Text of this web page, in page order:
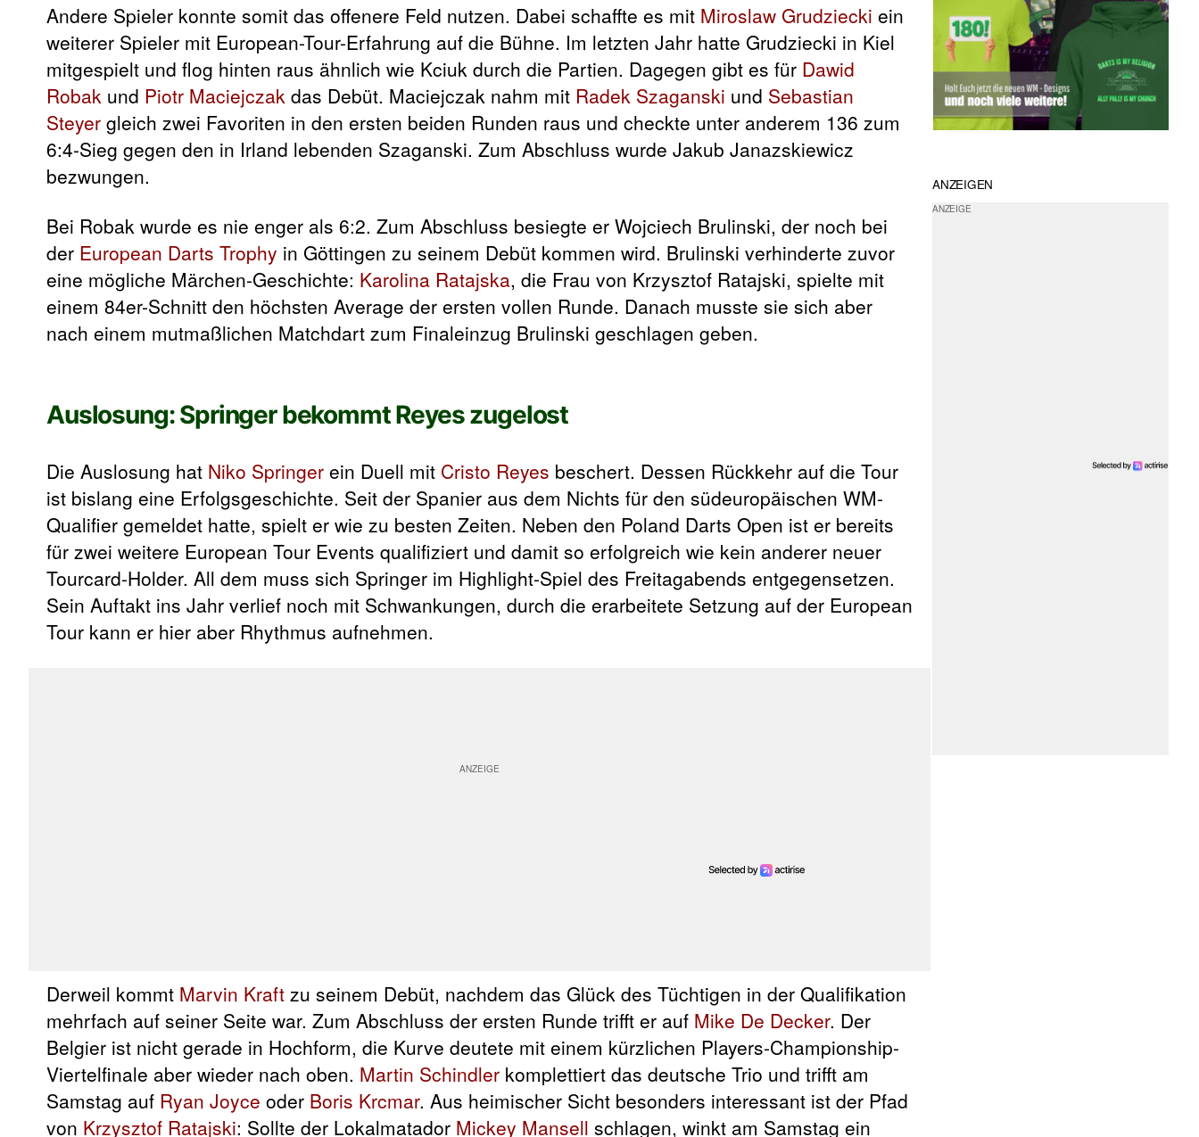
Andere Spieler konnte somit das offenere Feld nutzen. Dabei schaffte es mit Miroslaw Grudziecki ein
weiterer Spieler mit European-Tour-Erfahrung auf die Bühne. Im letzten Jahr hatte Grudziecki in Kiel
mitgespielt und flog hinten raus ähnlich wie Kciuk durch die Partien. Dagegen gibt es für Dawid
Robak und Piotr Maciejczak das Debüt. Maciejczak nahm mit Radek Szaganski und Sebastian
Steyer gleich zwei Favoriten in den ersten beiden Runden raus und checkte unter anderem 136 zum
6:4-Sieg gegen den in Irland lebenden Szaganski. Zum Abschluss wurde Jakub Janazskiewicz
bezwungen.
Bei Robak wurde es nie enger als 6:2. Zum Abschluss besiegte er Wojciech Brulinski, der noch bei
der European Darts Trophy in Göttingen zu seinem Debüt kommen wird. Brulinski verhinderte zuvor
eine mögliche Märchen-Geschichte: Karolina Ratajska, die Frau von Krzysztof Ratajski, spielte mit
einem 84er-Schnitt den höchsten Average der ersten vollen Runde. Danach musste sie sich aber
nach einem mutmaßlichen Matchdart zum Finaleinzug Brulinski geschlagen geben.
Auslosung: Springer bekommt Reyes zugelost
Die Auslosung hat Niko Springer ein Duell mit Cristo Reyes beschert. Dessen Rückkehr auf die Tour
ist bislang eine Erfolgsgeschichte. Seit der Spanier aus dem Nichts für den südeuropäischen WM-
Qualifier gemeldet hatte, spielt er wie zu besten Zeiten. Neben den Poland Darts Open ist er bereits
für zwei weitere European Tour Events qualifiziert und damit so erfolgreich wie kein anderer neuer
Tourcard-Holder. All dem muss sich Springer im Highlight-Spiel des Freitagabends entgegensetzen.
Sein Auftakt ins Jahr verlief noch mit Schwankungen, durch die erarbeitete Setzung auf der European
Tour kann er hier aber Rhythmus aufnehmen.
Derweil kommt Marvin Kraft zu seinem Debüt, nachdem das Glück des Tüchtigen in der Qualifikation
mehrfach auf seiner Seite war. Zum Abschluss der ersten Runde trifft er auf Mike De Decker. Der
Belgier ist nicht gerade in Hochform, die Kurve deutete mit einem kürzlichen Players-Championship-
Viertelfinale aber wieder nach oben. Martin Schindler komplettiert das deutsche Trio und trifft am
Samstag auf Ryan Joyce oder Boris Krcmar. Aus heimischer Sicht besonders interessant ist der Pfad
von Krzysztof Ratajski: Sollte der Lokalmatador Mickey Mansell schlagen, winkt am Samstag ein
ANZEIGEN